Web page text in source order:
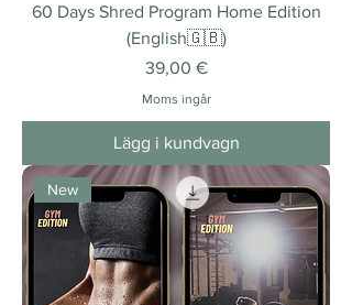
60 Days Shred Program Home Edition
(English🇬🇧)
Pris
39,00 €
Moms ingår
Lägg i kundvagn
New